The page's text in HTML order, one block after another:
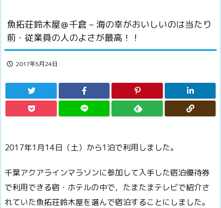
魚拓荘鈴木屋＠千倉 – 海の幸がおいしいのは当たり
前・従業員の人のよさが最高！！
2017年5月24日
2017年1月14日（土）から1泊で利用しました。
千葉アクアラインマラソンに参加して入手した宿泊優待券
で利用できる宿・ ホテルの中で，たまたまテレビで紹介さ
れていた魚拓荘鈴木屋を選んで宿泊することにしました。